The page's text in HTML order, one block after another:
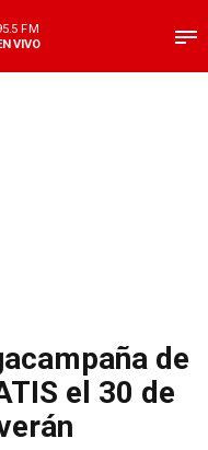
FM
VIVO
de
el 30 de